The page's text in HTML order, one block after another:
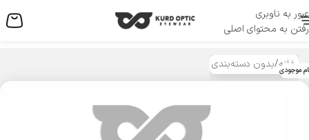
عبور به ناوبری
رفتن به محتوای اصلی
منو
خانه/بدون دسته‌بندی موجودی